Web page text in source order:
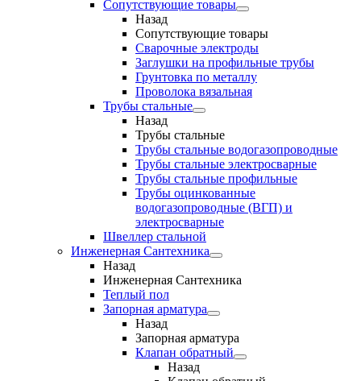
Сопутствующие товары
Назад
Сопутствующие товары
Сварочные электроды
Заглушки на профильные трубы
Грунтовка по металлу
Проволока вязальная
Трубы стальные
Назад
Трубы стальные
Трубы стальные водогазопроводные
Трубы стальные электросварные
Трубы стальные профильные
Трубы оцинкованные
водогазопроводные (ВГП) и
электросварные
Швеллер стальной
Инженерная Сантехника
Назад
Инженерная Сантехника
Теплый пол
Запорная арматура
Назад
Запорная арматура
Клапан обратный
Назад